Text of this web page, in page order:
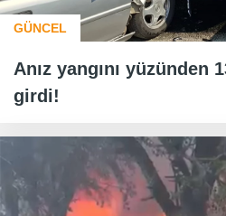
GÜNCEL
Anız yangını yüzünden
girdi!